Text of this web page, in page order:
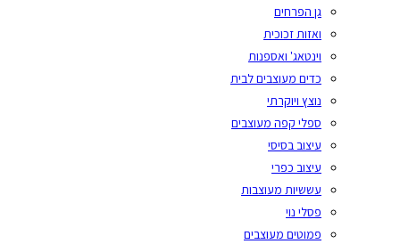
גן הפרחים
ואזות זכוכית
וינטאג' ואספנות
כדים מעוצבים לבית
נוצץ ויוקרתי
ספלי קפה מעוצבים
עיצוב בסיסי
עיצוב כפרי
עששיות מעוצבות
פסלי נוי
פמוטים מעוצבים